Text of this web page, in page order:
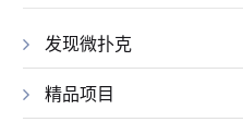
发现微扑克
精品项目